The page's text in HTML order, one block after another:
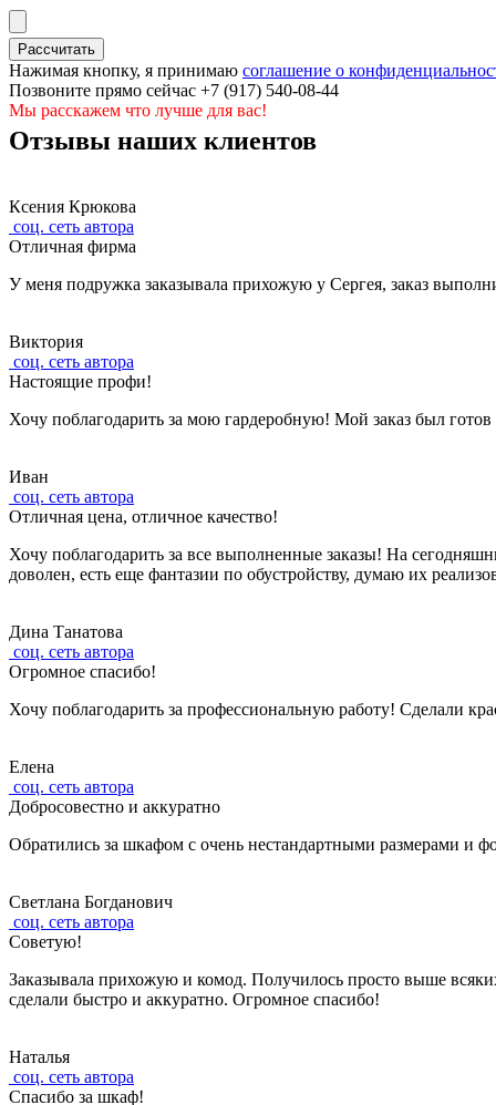
Нажимая кнопку, я принимаю соглашение о
Позвоните прямо сейчас +7 (917) 540-08-44
Мы расскажем что лучше для вас!
Отзывы наших клиентов
Ксения Крюкова
соц. сеть автора
Отличная фирма
У меня подружка заказывала прихожую у Сергея, заказ
Виктория
соц. сеть автора
Настоящие профи!
Хочу поблагодарить за мою гардеробную! Мой заказ был
Иван
соц. сеть автора
Отличная цена, отличное качество!
Хочу поблагодарить за все выполненные заказы! На
доволен, есть еще фантазии по обустройству, думаю их
Дина Танатова
соц. сеть автора
Огромное спасибо!
Хочу поблагодарить за профессиональную работу! Сделали
Елена
соц. сеть автора
Добросовестно и аккуратно
Обратились за шкафом с очень нестандартными размерами и
Светлана Богданович
соц. сеть автора
Советую!
Заказывала прихожую и комод. Получилось просто выше
сделали быстро и аккуратно. Огромное спасибо!
Наталья
соц. сеть автора
Спасибо за шкаф!